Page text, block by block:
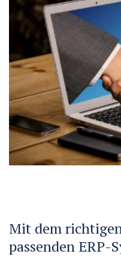
Mit dem
passenden ERP-